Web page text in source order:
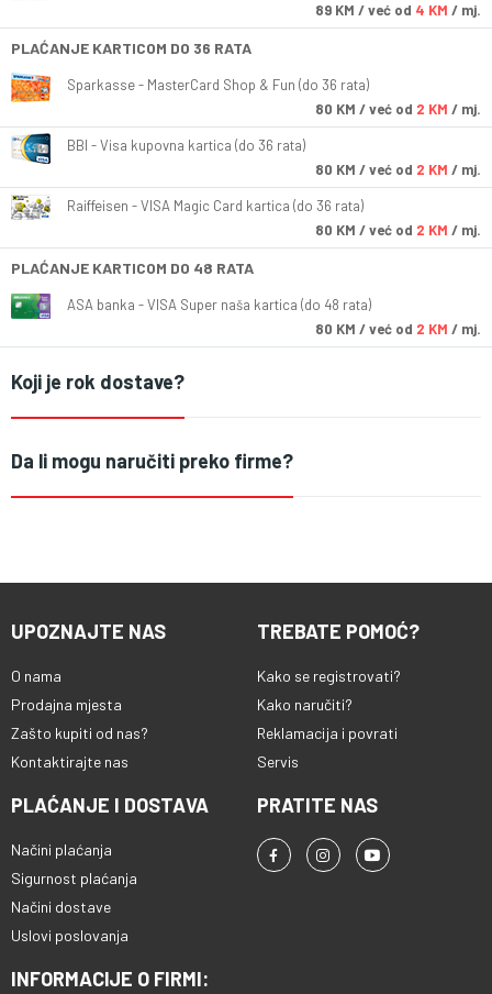
89 KM / već od 4 KM / mj.
PLAĆANJE KARTICOM DO 36 RATA
Sparkasse - MasterCard Shop & Fun (do 36 rata)
80 KM / već od 2 KM / mj.
BBI - Visa kupovna kartica (do 36 rata)
80 KM / već od 2 KM / mj.
Raiffeisen - VISA Magic Card kartica (do 36 rata)
80 KM / već od 2 KM / mj.
PLAĆANJE KARTICOM DO 48 RATA
ASA banka - VISA Super naša kartica (do 48 rata)
80 KM / već od 2 KM / mj.
Koji je rok dostave?
Da li mogu naručiti preko firme?
UPOZNAJTE NAS
O nama
Prodajna mjesta
Zašto kupiti od nas?
Kontaktirajte nas
TREBATE POMOĆ?
Kako se registrovati?
Kako naručiti?
Reklamacija i povrati
Servis
PLAĆANJE I DOSTAVA
Načini plaćanja
Sigurnost plaćanja
Načini dostave
Uslovi poslovanja
PRATITE NAS
INFORMACIJE O FIRMI: